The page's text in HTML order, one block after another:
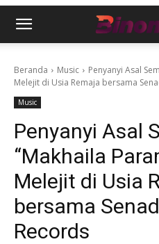
Beranda Music
Penyanyi Asal
Melejit di Usia Remaja bersama
Music
Penyanyi Asal
“Makhaila
Melejit di Usia
bersama
Records